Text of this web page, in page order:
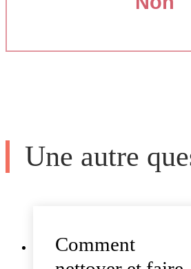
Une autre
Comment